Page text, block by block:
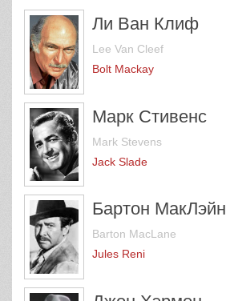
Ли Ван Клиф
Lee Van Cleef
Bolt Mackay
Марк Стивенс
Mark Stevens
Jack Slade
Бартон МакЛэйн
Barton MacLane
Jules Reni